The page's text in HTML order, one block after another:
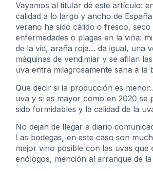
Vayamos al titular de este artículo:
calidad a lo largo y ancho de
verano ha sido cálido o fresco,
enfermedades o plagas en la viña:
de la vid, araña roja… da igual, una
máquinas de vendimiar y se afilan
uva entra milagrosamente sana a la
Que decir si la producción es
uva y si es mayor como en 2020 se
sido formidables y la calidad de la
No dejan de llegar a diario
Las bodegas, en este caso son
mejor vino posible con las uvas
enólogos, mención al arranque de